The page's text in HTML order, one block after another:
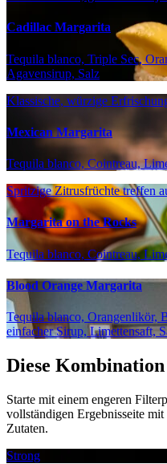
Cadillac Margarita
Tequila blanco, Triple Sec,
Agavensirup, Salz
Klassische, würzige
Mexican Margarita
Tequila blanco, Cointreau,
Spritzige Zitrusfrüchte treffen
Margarita on the Rocks
Tequila blanco, Cointreau,
Blood Orange Margarita
Tequila blanco, Orangenlikör,
einfacher Sirup, Limettensaft,
Diese
Starte mit einem engeren
vollständigen Ergebnisseite
Zutaten.
Strong